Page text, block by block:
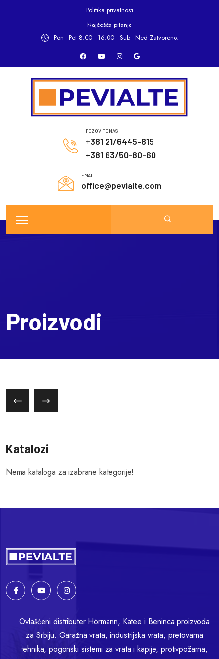
Politika privatnosti
Najčešća pitanja
Pon - Pet 8.00 - 16.00 - Sub - Ned Zatvoreno.
POZOVITE NAS
+381 21/6445-815
+381 63/50-80-60
EMAIL
office@pevialte.com
Proizvodi
Katalozi
Nema kataloga za izabrane kategorije!
Ovlašćeni distributer Hörmann, Katee i Beninca proizvoda
za Srbiju. Garažna vrata, industrijska vrata, pretovarna
tehnika, pogonski sistemi za vrata i kapije, protivpožarna,